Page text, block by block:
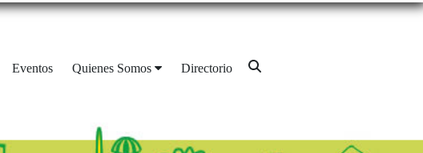
Eventos Quienes Somos Directorio